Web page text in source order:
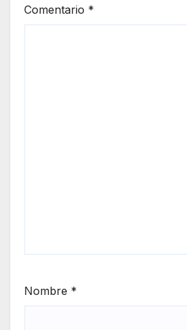
Comentario *
Nombre *